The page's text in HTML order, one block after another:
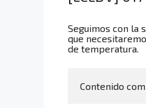
Seguimos con la
que
de temperatura.
Contenido